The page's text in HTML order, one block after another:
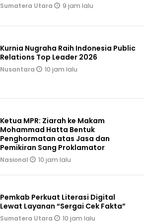
Sumatera Utara 9 jam lalu
Kurnia Nugraha Raih Indonesia Public
Relations Top Leader 2026
Nusantara 10 jam lalu
Ketua MPR: Ziarah ke Makam
Mohammad Hatta Bentuk
Penghormatan atas Jasa dan
Pemikiran Sang Proklamator
Nasional 10 jam lalu
Pemkab Perkuat Literasi Digital
Lewat Layanan “Sergai Cek Fakta”
Sumatera Utara 10 jam lalu